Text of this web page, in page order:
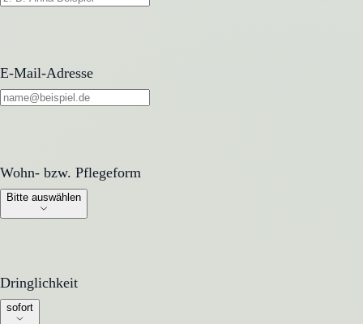
E-Mail-Adresse
Wohn- bzw. Pflegeform
Wohn- bzw. Pflegeform
Bitte auswählen
Dringlichkeit
Dringlichkeit
sofort